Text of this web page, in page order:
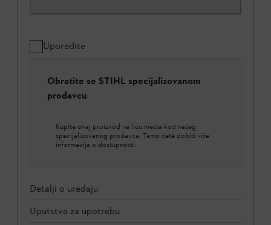
Uporedite
Obratite se STIHL specijalizovanom
prodavcu
Kupite ovaj proizvod na licu mesta kod našeg
specijalizovanog prodavca. Tamo ćete dobiti više
informacija o dostupnosti.
Detalji o uređaju
Uputstva za upotrebu